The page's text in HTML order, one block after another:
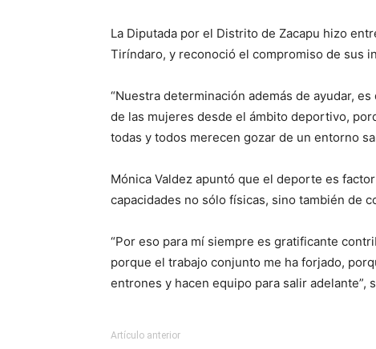
La Diputada por el Distrito de Zacapu hizo
Tiríndaro, y reconoció el compromiso de sus
“Nuestra determinación además de ayudar,
de las mujeres desde el ámbito deportivo,
todas y todos merecen gozar de un entorno
Mónica Valdez apuntó que el deporte es
capacidades no sólo físicas, sino también de
“Por eso para mí siempre es gratificante
porque el trabajo conjunto me ha forjado,
entrones y hacen equipo para salir adelante”,
Artículo anterior